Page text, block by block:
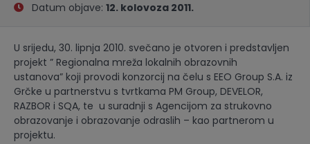
Datum objave: 12. kolovoza 2011.
U srijedu, 30. lipnja 2010. svečano je otvoren i predstavljen
projekt ” Regionalna mreža lokalnih obrazovnih
ustanova” koji provodi konzorcij na čelu s EEO Group S.A. iz
Grčke u partnerstvu s tvrtkama PM Group, DEVELOR,
RAZBOR i SQA, te u suradnji s Agencijom za strukovno
obrazovanje i obrazovanje odraslih – kao partnerom u
projektu.